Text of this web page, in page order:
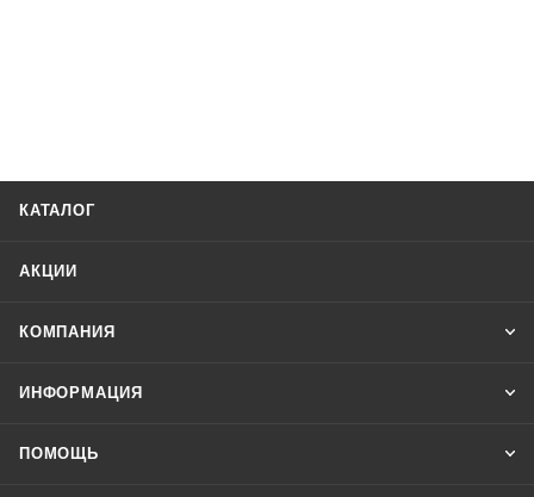
КАТАЛОГ
АКЦИИ
КОМПАНИЯ
ИНФОРМАЦИЯ
ПОМОЩЬ